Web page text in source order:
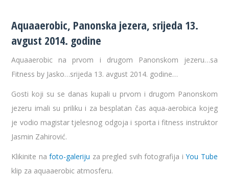
Aquaaerobic, Panonska jezera, srijeda 13.
avgust 2014. godine
Aquaaerobic na prvom i drugom Panonskom jezeru…sa
Fitness by Jasko…srijeda 13. avgust 2014. godine…
Gosti koji su se danas kupali u prvom i drugom Panonskom
jezeru imali su priliku i za besplatan čas aqua-aerobica kojeg
je vodio magistar tjelesnog odgoja i sporta i fitness instruktor
Jasmin Zahirović.
Klikinite nafoto-galeriju za pregled svih fotografija iYou Tube
klip za aquaaerobic atmosferu.